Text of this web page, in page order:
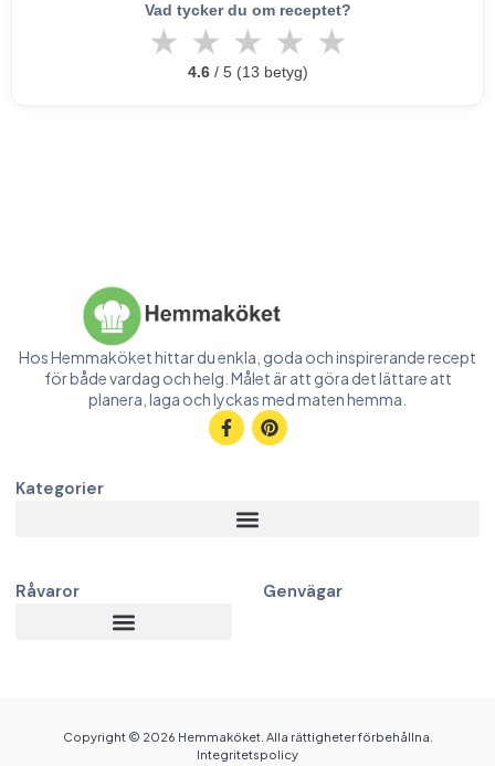
Vad tycker du om receptet?
★ ★ ★ ★ ★
4.6/ 5 (13 betyg)
Hos Hemmaköket hittar du enkla, goda och inspirerande recept
för både vardag och helg. Målet är att göra det lättare att
planera, laga och lyckas med maten hemma.
Kategorier
Råvaror Genvägar
Copyright © 2026 Hemmaköket. Alla rättigheter förbehållna.
Integritetspolicy